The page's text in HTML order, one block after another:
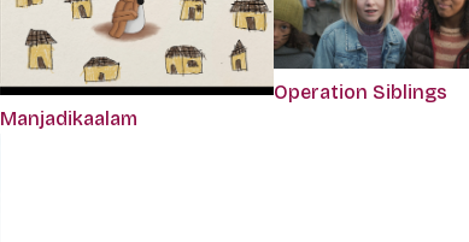
Manjadikaalam
Operation Siblings